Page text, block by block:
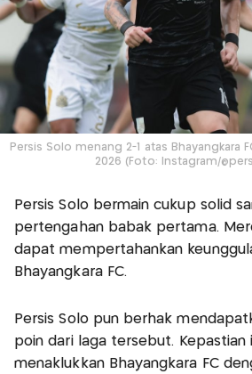
Persis Solo menang 2-1 atas Bhayangkara
2026 (Foto: Instagram/
Persis Solo bermain cukup solid
pertengahan babak pertama.
dapat mempertahankan
Bhayangkara FC.
Persis Solo pun berhak
poin dari laga tersebut.
menaklukkan Bhayangkara FC